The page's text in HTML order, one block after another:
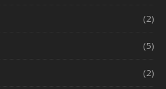
(2)
(5)
(2)